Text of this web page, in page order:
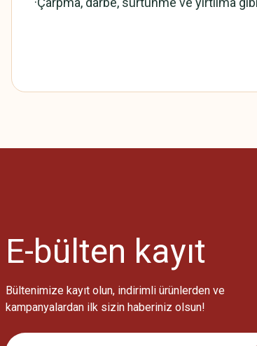
Bu ürüne benzer farklı alternatifler olmalı.
E-bülten kayıt
Bültenimize kayıt olun, indirimli ürünlerden ve
kampanyalardan ilk sizin haberiniz olsun!